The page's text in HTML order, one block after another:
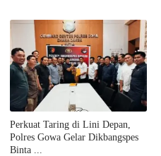
Perkuat Taring di Lini Depan,
Polres Gowa Gelar Dikbangspes
Binta ...